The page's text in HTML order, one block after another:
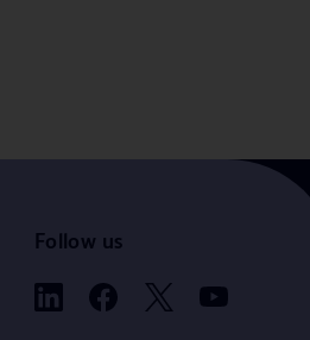
Follow us